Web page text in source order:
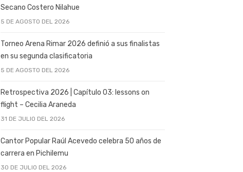
Secano Costero Nilahue
5 DE AGOSTO DEL 2026
Torneo Arena Rimar 2026 definió a sus finalistas
en su segunda clasificatoria
5 DE AGOSTO DEL 2026
Retrospectiva 2026 | Capítulo 03: lessons on
flight – Cecilia Araneda
31 DE JULIO DEL 2026
Cantor Popular Raúl Acevedo celebra 50 años de
carrera en Pichilemu
30 DE JULIO DEL 2026